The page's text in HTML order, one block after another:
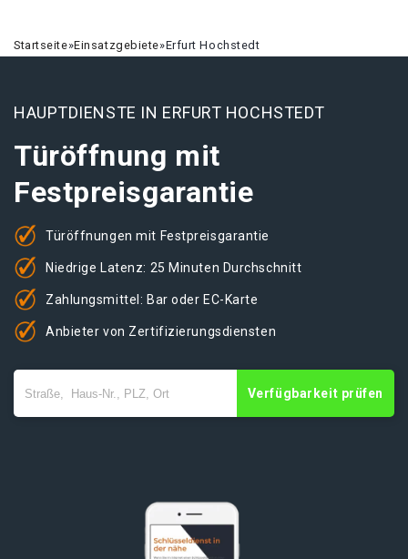
Startseite»Einsatzgebiete»Erfurt Hochstedt
HAUPTDIENSTE IN ERFURT HOCHSTEDT
Türöffnung mit
Festpreisgarantie
Türöffnungen mit Festpreisgarantie
Niedrige Latenz: 25 Minuten Durchschnitt
Zahlungsmittel: Bar oder EC-Karte
Anbieter von Zertifizierungsdiensten
Verfügbarkeit prüfen